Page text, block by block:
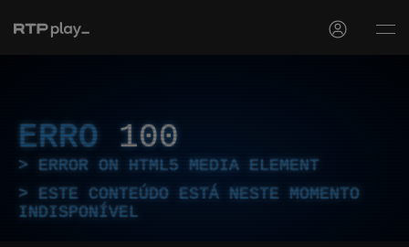
ERRO 100
ERROR ON HTML5 MEDIA ELEMENT
ESTE CONTEÚDO ESTÁ NESTE MOMENTO
INDISPONÍVEL